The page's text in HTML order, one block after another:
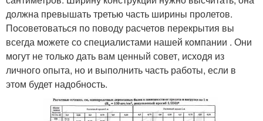
должна превышать третью часть ширины пролетов.
Посоветоваться по поводу расчетов перекрытия вы
всегда можете со специалистами нашей компании . Они
могут не только дать вам ценный совет, исходя из
личного опыта, но и выполнить часть работы, если в
этом будет надобность.